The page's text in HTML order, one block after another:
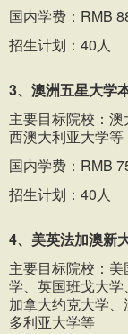
国内学费：RMB
招生计划：40人
3、澳洲五星大学
主要目标院校：澳
西澳大利亚大学等
国内学费：RMB
招生计划：40人
4、美英法加澳新
主要目标院校：美
学、英国班戈大
加拿大约克大学
多利亚大学等